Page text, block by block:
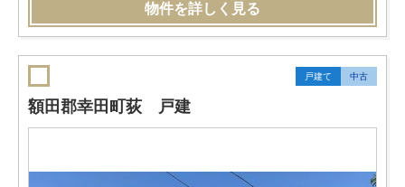
物件を詳しく見る
戸建て 中古
額田郡幸田町荻 戸建